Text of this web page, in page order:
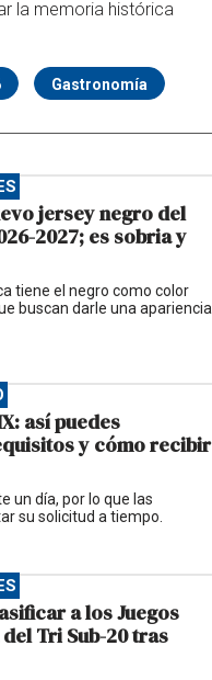
la memoria histórica
Gastronomía
jersey negro del
2027; es sobria y
tiene el negro como color
buscan darle una apariencia
así puedes
y cómo recibir
un día, por lo que las
su solicitud a tiempo.
a los Juegos
Tri Sub-20 tras